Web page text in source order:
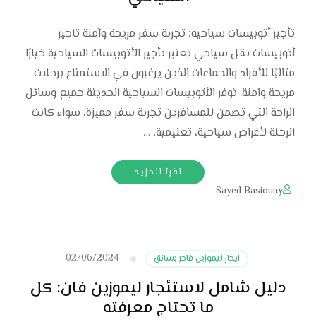
تأجير أتوبيسات سياحية: تجربة سفر مريحة وآمنة تاجير
أتوبيسات نقل سياحي يعتبر تأجير الأتوبيسات السياحية خيارًا
مثاليًا للأفراد والجماعات الذين يرغبون في الاستمتاع برحلات
مريحة وآمنة. توفر الأتوبيسات السياحية الحديثة جميع وسائل
الراحة التي تضمن للمسافرين تجربة سفر مميزة، سواء كانت
الرحلة لأغراض سياحية، تعليمية، …
اقرأ المزيد
Sayed Basiouny
ايجار ليموزين فاخر بسائق 02/06/2024
دليل شامل لاستئجار ليموزين فان: كل
ما تحتاج معرفته